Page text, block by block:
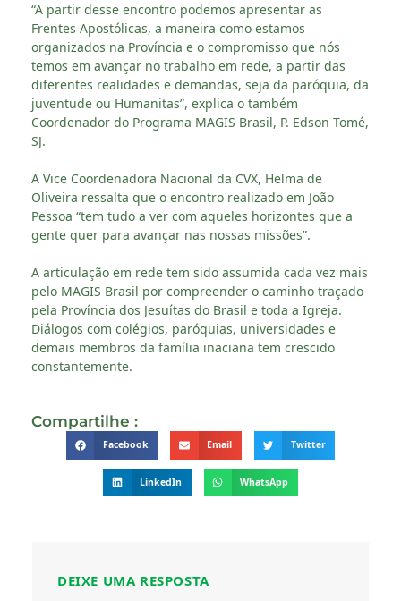
“A partir desse encontro podemos apresentar as
Frentes Apostólicas, a maneira como estamos
organizados na Província e o compromisso que nós
temos em avançar no trabalho em rede, a partir das
diferentes realidades e demandas, seja da paróquia, da
juventude ou Humanitas”, explica o também
Coordenador do Programa MAGIS Brasil, P. Edson Tomé,
SJ.
A Vice Coordenadora Nacional da CVX, Helma de
Oliveira ressalta que o encontro realizado em João
Pessoa “tem tudo a ver com aqueles horizontes que a
gente quer para avançar nas nossas missões”.
A articulação em rede tem sido assumida cada vez mais
pelo MAGIS Brasil por compreender o caminho traçado
pela Província dos Jesuítas do Brasil e toda a Igreja.
Diálogos com colégios, paróquias, universidades e
demais membros da família inaciana tem crescido
constantemente.
Compartilhe :
Facebook Email Twitter
LinkedIn WhatsApp
DEIXE UMA RESPOSTA